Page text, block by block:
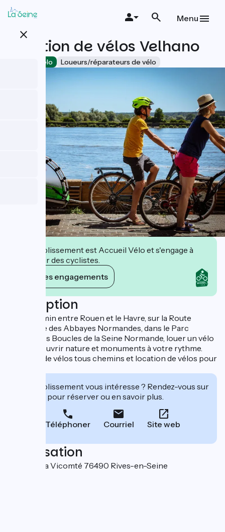
Aller
au
principal
close
Menu
Location de vélos Velhano
Accueil Vélo Loueurs/réparateurs de vélo
Cet établissement est Accueil Vélo et s'engage à
accueillir des cyclistes.
Voir ses engagements
Description
A mi-chemin entre Rouen et le Havre, sur la Route
Historique des Abbayes Normandes, dans le Parc
Naturel des Boucles de la Seine Normande, louer un vélo
pour découvrir nature et monuments à votre rythme.
Location de vélos tous chemins et location de vélos pour
Cet établissement vous intéresse ? Rendez-vous sur
leur site pour réserver ou en savoir plus.
Téléphoner Courriel Site web
Localisation
10 rue de la Vicomté 76490 Rives-en-Seine